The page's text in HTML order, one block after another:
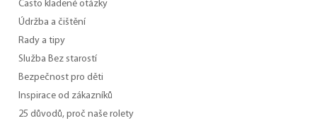
Často kladené otázky
Údržba a čištění
Rady a tipy
Služba Bez starostí
Bezpečnost pro děti
Inspirace od zákazníků
25 důvodů, proč naše rolety